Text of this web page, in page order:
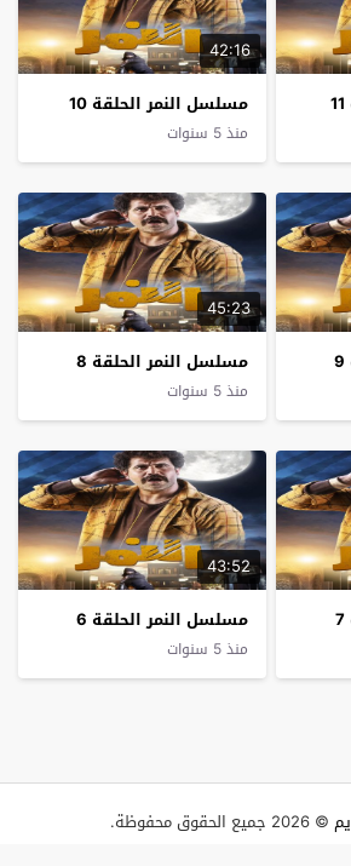
42:16
مسلسل النمر الحلقة 10
منذ 5 سنوات
45:23
مسلسل النمر الحلقة 8
منذ 5 سنوات
43:52
مسلسل النمر الحلقة 6
منذ 5 سنوات
© 2026 جميع الحقوق محفوظة.